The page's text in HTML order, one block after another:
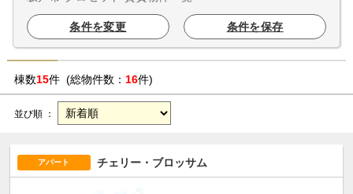
条件を変更 条件を保存
棟数15件 (総物件数： 16件)
並び順 ：
アパート チェリー・ブロッサム